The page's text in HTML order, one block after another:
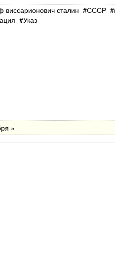
виссарионович сталин СССР
Указ
»